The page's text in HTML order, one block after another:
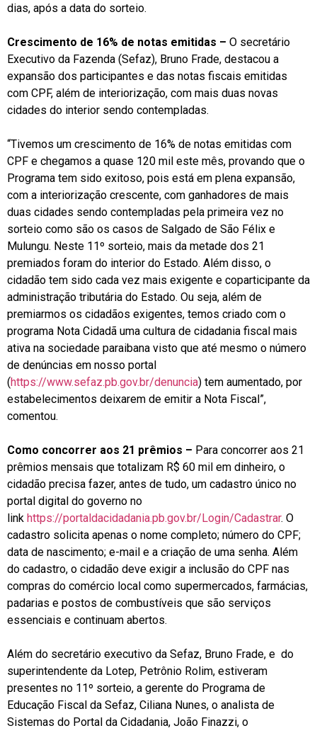
dias, após a data do sorteio.
Crescimento de 16% de notas emitidas – O secretário
Executivo da Fazenda (Sefaz), Bruno Frade, destacou a
expansão dos participantes e das notas fiscais emitidas
com CPF, além de interiorização, com mais duas novas
cidades do interior sendo contempladas.
“Tivemos um crescimento de 16% de notas emitidas com
CPF e chegamos a quase 120 mil este mês, provando que o
Programa tem sido exitoso, pois está em plena expansão,
com a interiorização crescente, com ganhadores de mais
duas cidades sendo contempladas pela primeira vez no
sorteio como são os casos de Salgado de São Félix e
Mulungu. Neste 11º sorteio, mais da metade dos 21
premiados foram do interior do Estado. Além disso, o
cidadão tem sido cada vez mais exigente e coparticipante da
administração tributária do Estado. Ou seja, além de
premiarmos os cidadãos exigentes, temos criado com o
programa Nota Cidadã uma cultura de cidadania fiscal mais
ativa na sociedade paraibana visto que até mesmo o número
de denúncias em nosso portal
(https://www.sefaz.pb.gov.br/denuncia) tem aumentado, por
estabelecimentos deixarem de emitir a Nota Fiscal”,
comentou.
Como concorrer aos 21 prêmios – Para concorrer aos 21
prêmios mensais que totalizam R$ 60 mil em dinheiro, o
cidadão precisa fazer, antes de tudo, um cadastro único no
portal digital do governo no
link https://portaldacidadania.pb.gov.br/Login/Cadastrar. O
cadastro solicita apenas o nome completo; número do CPF;
data de nascimento; e-mail e a criação de uma senha. Além
do cadastro, o cidadão deve exigir a inclusão do CPF nas
compras do comércio local como supermercados, farmácias,
padarias e postos de combustíveis que são serviços
essenciais e continuam abertos.
Além do secretário executivo da Sefaz, Bruno Frade, e do
superintendente da Lotep, Petrônio Rolim, estiveram
presentes no 11º sorteio, a gerente do Programa de
Educação Fiscal da Sefaz, Ciliana Nunes, o analista de
Sistemas do Portal da Cidadania, João Finazzi, o